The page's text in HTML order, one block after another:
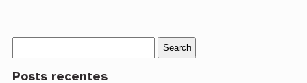
Posts recentes